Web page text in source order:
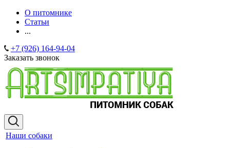
О питомнике
Статьи
...
+7 (926) 164-94-04
Заказать звонок
Наши собаки